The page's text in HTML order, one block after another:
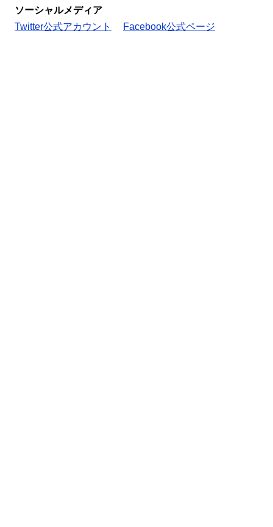
ソーシャルメディア
Twitter公式アカウント
Facebook公式ページ